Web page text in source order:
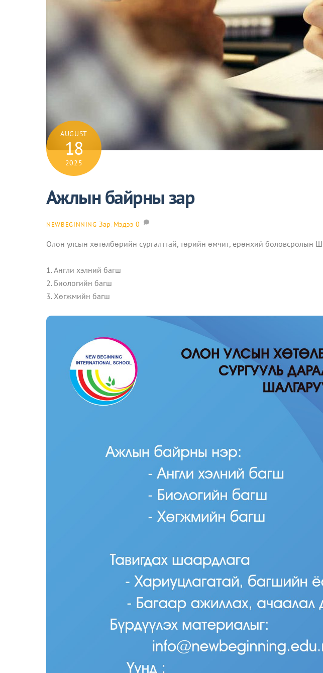
AUGUST
18
2025
Ажлын байрны зар
NEWBEGINNING Зар Мэдээ 0
Олон улсын хөтөлбөрийн сургалттай, төрийн өмчит, ерөнхий боловсролын
1. Англи хэлний багш
2. Биологийн багш
3. Хөгжмийн багш